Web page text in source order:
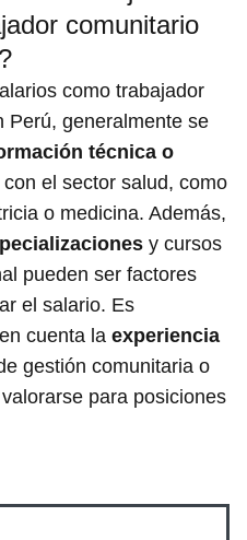
comunitario
como trabajador
Perú, generalmente se
técnica o
el sector salud, como
o medicina. Además,
y cursos
pueden ser factores
el salario. Es
cuenta la experiencia
gestión comunitaria o
para posiciones